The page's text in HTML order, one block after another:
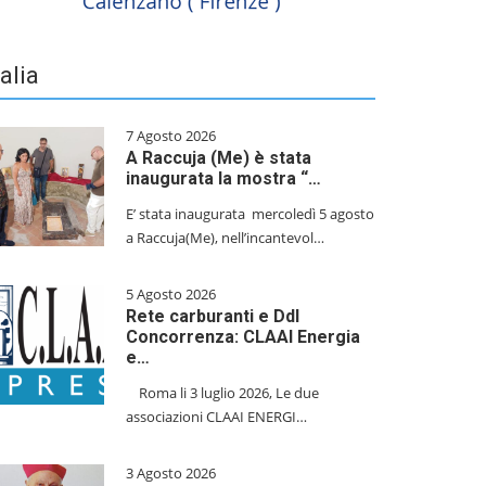
7 Agosto 2026
A Raccuja (Me) è stata
inaugurata la mostra “…
E’ stata inaugurata mercoledì 5 agosto
a Raccuja(Me), nell’incantevol…
5 Agosto 2026
Rete carburanti e Ddl
Concorrenza: CLAAI Energia
e…
​Roma li 3 luglio 2026, Le due
associazioni CLAAI ENERGI…
3 Agosto 2026